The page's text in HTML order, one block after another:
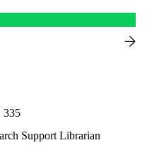
335
Support Librarian